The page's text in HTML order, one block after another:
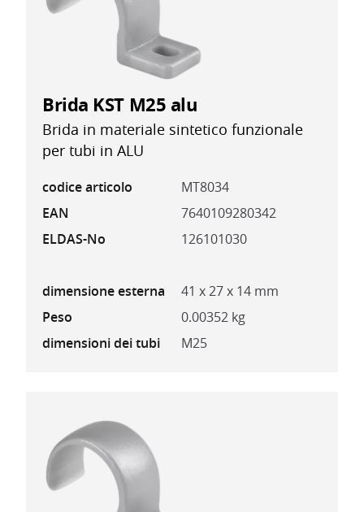
Brida KST M25 alu
Brida in materiale sintetico funzionale
per tubi in ALU
codice articolo
MT8034
EAN
7640109280342
ELDAS-No
126101030
dimensione esterna
41 x 27 x 14 mm
Peso
0.00352 kg
dimensioni dei tubi
M25